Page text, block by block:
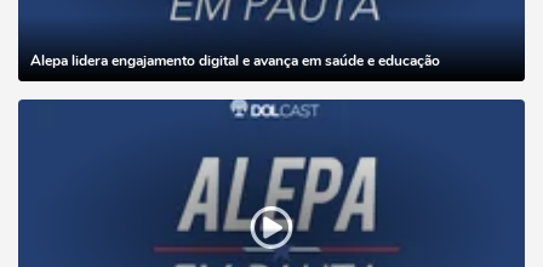
Alepa lidera engajamento digital e avança em saúde e educação